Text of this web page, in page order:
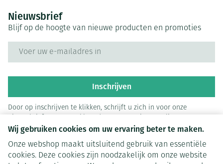
Wij gebruiken cookies om uw ervaring beter te maken.
Onze webshop maakt uitsluitend gebruik van essentiële
cookies. Deze cookies zijn noodzakelijk om onze website
Nieuwsbrief
Blijf op de hoogte van nieuwe producten en promoties
Inschrijven
Door op inschrijven te klikken, schrijft u zich in voor onze